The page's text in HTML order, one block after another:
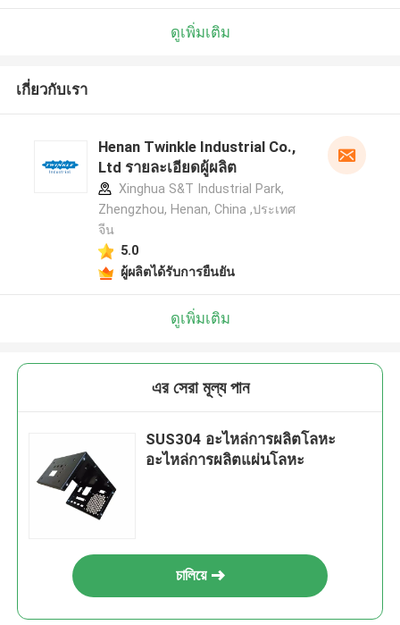
ดูเพิ่มเติม
เกี่ยวกับเรา
Henan Twinkle Industrial Co.,
Ltd รายละเอียดผู้ผลิต
Xinghua S&T Industrial Park,
Zhengzhou, Henan, China ,ประเทศ
จีน
5.0
ผู้ผลิตได้รับการยืนยัน
ดูเพิ่มเติม
এর সেরা মূল্য পান
SUS304 อะไหล่การผลิตโลหะ
อะไหล่การผลิตแผ่นโลหะ
চালিয়ে